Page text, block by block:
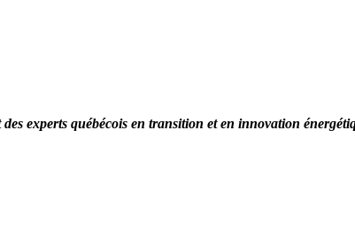
experts québécois en transition et en innovation